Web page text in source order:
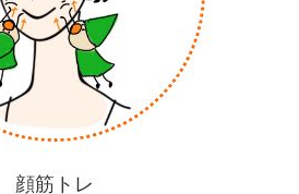
顔筋トレ